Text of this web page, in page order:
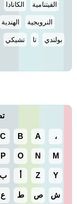
الفيتنامية الكانادا
النرويجية الهندية
بولندي تا تشيكي
، A
B
C
M
N
O
P
Y
Z ب
ش ص ط ع